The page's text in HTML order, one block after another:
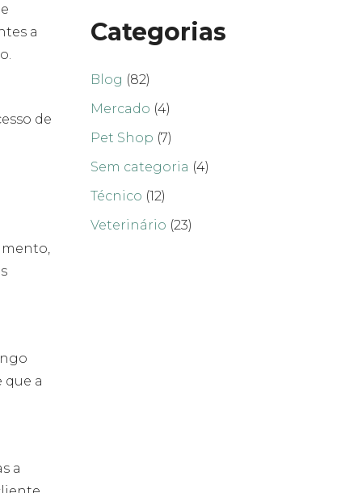
a
de
a
a
Categorias
Blog (82)
Mercado (4)
Pet Shop (7)
Sem categoria (4)
Técnico (12)
Veterinário (23)